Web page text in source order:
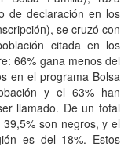
de declaración en los
se cruzó con
citada en los
66% gana menos del
en el programa Bolsa
y el 63% han
llamado. De un total
son negros, y el
es del 18%. Estos